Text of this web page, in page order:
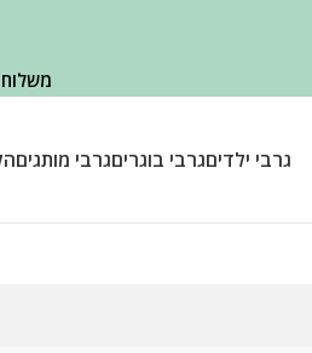
משלוחים
גרבי ילדיםגרבי בוגריםגרבי מותגים